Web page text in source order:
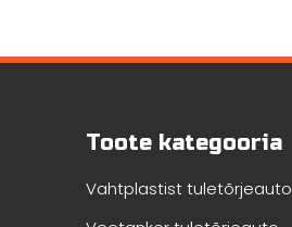
Toote kategooria
Vahtplastist tuletõrjeauto